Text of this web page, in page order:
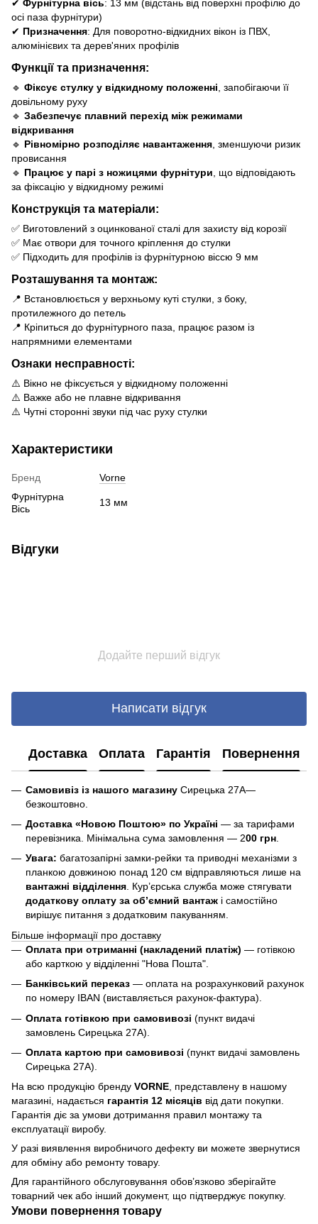
✔ Фурнітурна вісь: 13 мм (відстань від поверхні профілю до
осі паза фурнітури)
✔ Призначення: Для поворотно-відкидних вікон із ПВХ,
алюмінієвих та дерев'яних профілів
Функції та призначення:
🔹 Фіксує стулку у відкидному положенні , запобігаючи її
довільному руху
🔹 Забезпечує плавний перехід між режимами
відкривання
🔹 Рівномірно розподіляє навантаження , зменшуючи ризик
провисання
🔹 Працює у парі з ножицями фурнітури , що відповідають
за фіксацію у відкидному режимі
Конструкція та матеріали:
✅ Виготовлений з оцинкованої сталі для захисту від корозії
✅ Має отвори для точного кріплення до стулки
✅ Підходить для профілів із фурнітурною віссю 9 мм
Розташування та монтаж:
📍 Встановлюється у верхньому куті стулки, з боку,
протилежного до петель
📍 Кріпиться до фурнітурного паза, працює разом із
напрямними елементами
Ознаки несправності:
⚠️ Вікно не фіксується у відкидному положенні
⚠️ Важке або не плавне відкривання
⚠️ Чутні сторонні звуки під час руху стулки
Характеристики
Бренд
Vorne
Фурнітурна
Вісь
13 мм
Відгуки
Додайте перший відгук
Написати відгук
Доставка Оплата Гарантія Повернення
Самовивіз із нашого магазину Сирецька 27А—
безкоштовно.
Доставка «Новою Поштою» по Україні — за тарифами
перевізника. Мінімальна сума замовлення — 200 грн
Увага: багатозапірні замки-рейки та приводні механізми з
планкою довжиною понад 120 см відправляються лише на
вантажні відділення. Кур’єрська служба може стягувати
додаткову оплату за об’ємний вантаж і самостійно
вирішує питання з додатковим пакуванням.
Більше інформації про доставку
Оплата при отриманні (накладений платіж) — готівкою
або карткою у відділенні "Нова Пошта".
Банківський переказ — оплата на розрахунковий рахунок
по номеру IBAN (виставляється рахунок-фактура).
Оплата готівкою при самовивозі (пункт видачі
замовлень Сирецька 27А).
Оплата картою при самовивозі (пункт видачі замовлень
Сирецька 27А).
На всю продукцію бренду VORNE, представлену в нашому
магазині, надається гарантія 12 місяців від дати покупки.
Гарантія діє за умови дотримання правил монтажу та
експлуатації виробу.
У разі виявлення виробничого дефекту ви можете звернутися
для обміну або ремонту товару.
Для гарантійного обслуговування обов’язково зберігайте
товарний чек або інший документ, що підтверджує покупку.
Умови повернення товару